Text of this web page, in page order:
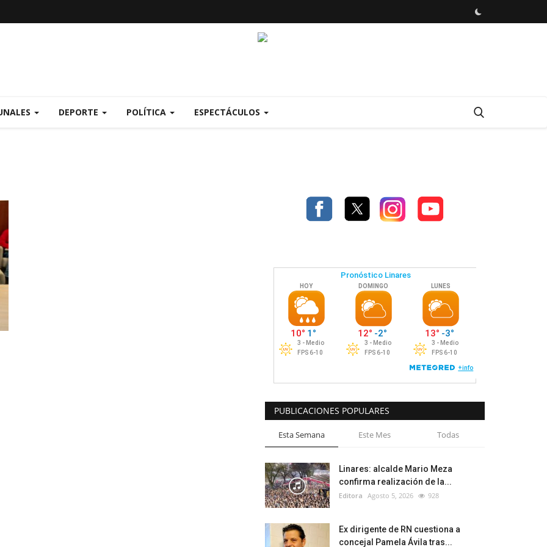
DEPORTE POLÍTICA ESPECTÁCULOS
PUBLICACIONES POPULARES
Esta Semana Este Mes Todas
Linares: alcalde Mario Meza
confirma realización de la...
Editora Agosto 5, 2026 928
Ex dirigente de RN cuestiona a
concejal Pamela Ávila tras...